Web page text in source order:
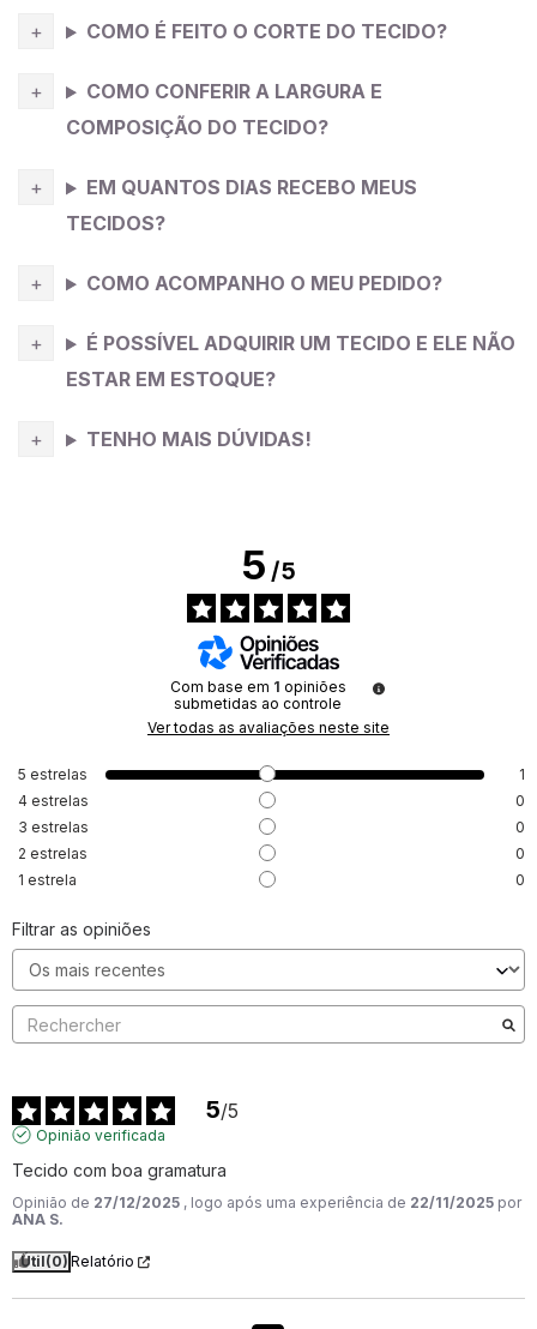
COMO É FEITO O CORTE DO TECIDO?
COMO CONFERIR A LARGURA E
COMPOSIÇÃO DO TECIDO?
EM QUANTOS DIAS RECEBO MEUS
TECIDOS?
COMO ACOMPANHO O MEU PEDIDO?
É POSSÍVEL ADQUIRIR UM TECIDO E ELE NÃO
ESTAR EM ESTOQUE?
TENHO MAIS DÚVIDAS!
5/5
Com base em 1 opiniões
submetidas ao controle
Ver todas as avaliações neste site
5 estrelas
1
4 estrelas
0
3 estrelas
0
2 estrelas
0
1 estrela 0
Filtrar as opiniões
5/5
Opinião verificada
Tecido com boa gramatura
Opinião de 27/12/2025 , logo após uma experiência de 22/11/2025 por
ANA S.
Útil(0) Relatório